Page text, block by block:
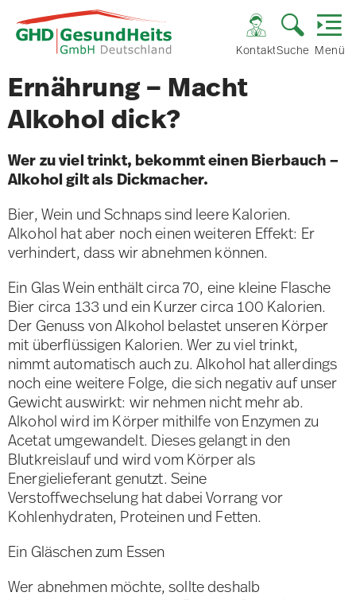
KontaktSuche Menü
Ernährung – Macht
Alkohol dick?
Wer zu viel trinkt, bekommt einen Bierbauch –
Alkohol gilt als Dickmacher.
Bier, Wein und Schnaps sind leere Kalorien.
Alkohol hat aber noch einen weiteren Effekt: Er
verhindert, dass wir abnehmen können.
Ein Glas Wein enthält circa 70, eine kleine Flasche
Bier circa 133 und ein Kurzer circa 100 Kalorien.
Der Genuss von Alkohol belastet unseren Körper
mit überflüssigen Kalorien. Wer zu viel trinkt,
nimmt automatisch auch zu. Alkohol hat allerdings
noch eine weitere Folge, die sich negativ auf unser
Gewicht auswirkt: wir nehmen nicht mehr ab.
Alkohol wird im Körper mithilfe von Enzymen zu
Acetat umgewandelt. Dieses gelangt in den
Blutkreislauf und wird vom Körper als
Energielieferant genutzt. Seine
Verstoffwechselung hat dabei Vorrang vor
Kohlenhydraten, Proteinen und Fetten.
Ein Gläschen zum Essen
Wer abnehmen möchte, sollte deshalb